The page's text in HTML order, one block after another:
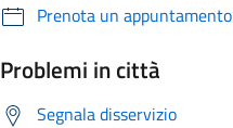
Prenota un appuntamento
Problemi in città
Segnala disservizio